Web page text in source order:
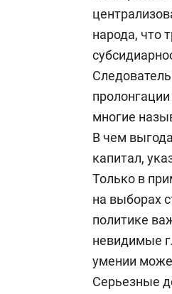
народа, что
многие
В чем
капитал,
Только в
на выборах
политике
невидимые
умении
Серьезные